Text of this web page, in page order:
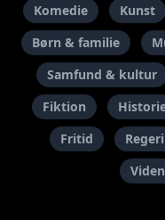
Komedie Kunst
Børn & familie
Samfund & kultur
Fiktion
Fritid